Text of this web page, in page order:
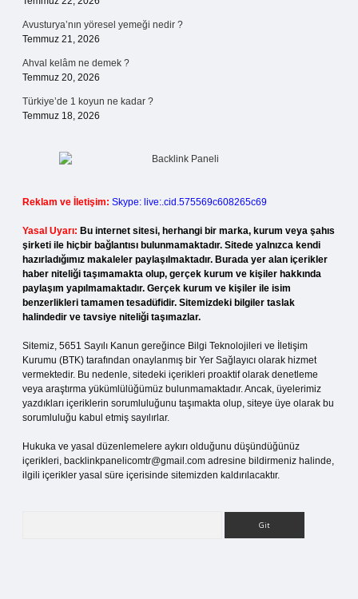
Avusturya’nın yöresel yemeği nedir ?
Temmuz 21, 2026
Ahval kelâm ne demek ?
Temmuz 20, 2026
Türkiye’de 1 koyun ne kadar ?
Temmuz 18, 2026
Reklam ve İletişim: Skype: live:.cid.575569c608265c69
Yasal Uyarı: Bu internet sitesi, herhangi bir marka, kurum veya şahıs
şirketi ile hiçbir bağlantısı bulunmamaktadır. Sitede yalnızca kendi
hazırladığımız makaleler paylaşılmaktadır. Burada yer alan içerikler
haber niteliği taşımamakta olup, gerçek kurum ve kişiler hakkında
paylaşım yapılmamaktadır. Gerçek kurum ve kişiler ile isim
benzerlikleri tamamen tesadüfidir. Sitemizdeki bilgiler taslak
halindedir ve tavsiye niteliği taşımazlar.
Sitemiz, 5651 Sayılı Kanun gereğince Bilgi Teknolojileri ve İletişim
Kurumu (BTK) tarafından onaylanmış bir Yer Sağlayıcı olarak hizmet
vermektedir. Bu nedenle, sitedeki içerikleri proaktif olarak denetleme
veya araştırma yükümlülüğümüz bulunmamaktadır. Ancak, üyelerimiz
yazdıkları içeriklerin sorumluluğunu taşımakta olup, siteye üye olarak bu
sorumluluğu kabul etmiş sayılırlar.
Hukuka ve yasal düzenlemelere aykırı olduğunu düşündüğünüz
içerikleri, backlinkpanelicomtr@gmail.com adresine bildirmeniz halinde,
ilgili içerikler yasal süre içerisinde sitemizden kaldırılacaktır.